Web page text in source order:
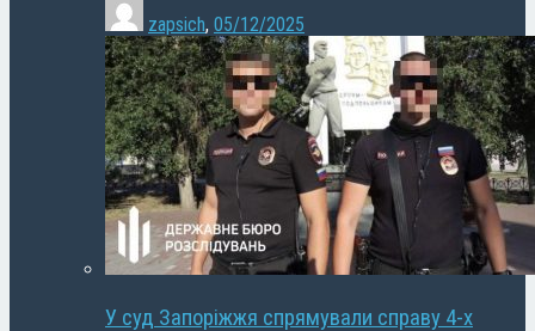
zapsich, 05/12/2025
У суд Запоріжжя спрямували справу 4-х